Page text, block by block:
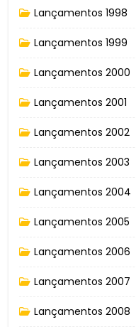
Lançamentos 1998
Lançamentos 1999
Lançamentos 2000
Lançamentos 2001
Lançamentos 2002
Lançamentos 2003
Lançamentos 2004
Lançamentos 2005
Lançamentos 2006
Lançamentos 2007
Lançamentos 2008